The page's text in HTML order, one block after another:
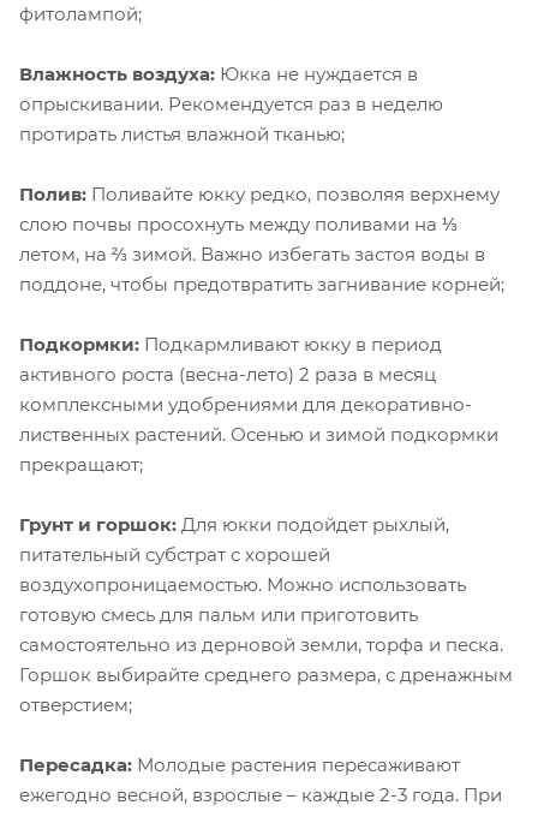
фитолампой;
Влажность воздуха: Юкка не нуждается в
опрыскивании. Рекомендуется раз в неделю
протирать листья влажной тканью;
Полив: Поливайте юкку редко, позволяя верхнему
слою почвы просохнуть между поливами на ⅓
летом, на ⅔ зимой. Важно избегать застоя воды в
поддоне, чтобы предотвратить загнивание корней;
Подкормки: Подкармливают юкку в период
активного роста (весна-лето) 2 раза в месяц
комплексными удобрениями для декоративно-
лиственных растений. Осенью и зимой подкормки
прекращают;
Грунт и горшок: Для юкки подойдет рыхлый,
питательный субстрат с хорошей
воздухопроницаемостью. Можно использовать
готовую смесь для пальм или приготовить
самостоятельно из дерновой земли, торфа и песка.
Горшок выбирайте среднего размера, с дренажным
отверстием;
Пересадка: Молодые растения пересаживают
ежегодно весной, взрослые – каждые 2-3 года. При